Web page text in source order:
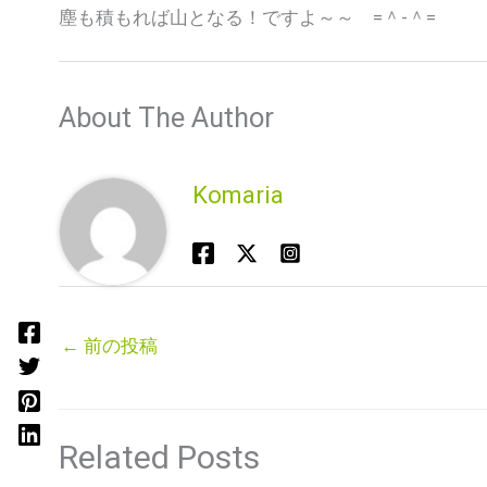
塵も積もれば山となる！ですよ～～ =＾-＾=
About The Author
Komaria
← 前の投稿
Related Posts